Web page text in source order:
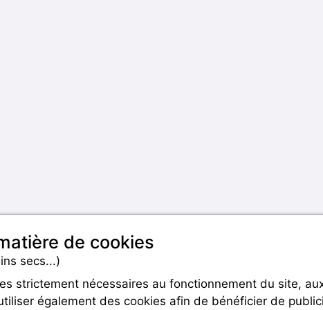
de cookies
secs...)
strictement nécessaires au fonctionnement du site,
également des cookies afin de bénéficier de